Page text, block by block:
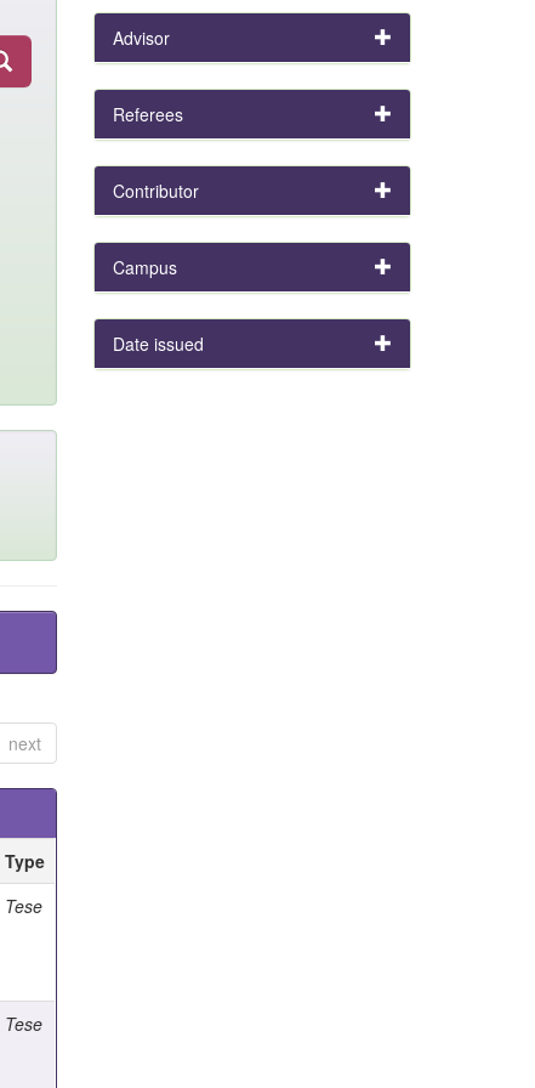
next
Type
Tese
Tese
Advisor
Referees
Contributor
Campus
Date issued